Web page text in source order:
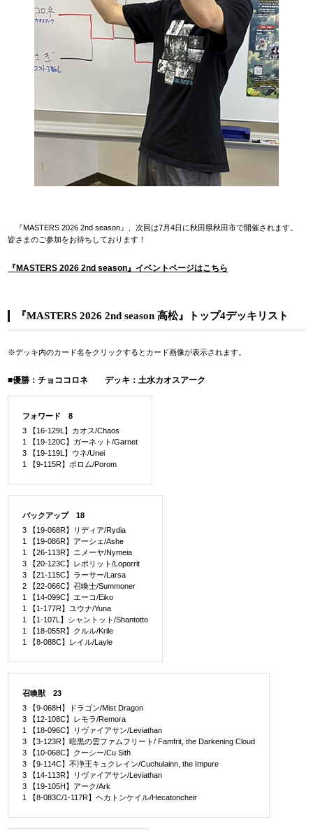
『MASTERS 2026 2nd season』、次回は7月4日に秋田県秋田市で開催されます。
皆さまのご参加をお待ちしております！
『MASTERS 2026 2nd season』イベントページはこちら
『MASTERS 2026 2nd season 高松』トップ4デッキリスト
※デッキ内のカード名をクリックするとカード画像が表示されます。
■優勝：チョココロネ デッキ：土水カオスアーク
フォワード 8
3 【16-129L】カオス/Chaos
1 【19-120C】ガーネット/Garnet
3 【19-119L】ウネ/Unei
1 【9-115R】ポロム/Porom
バックアップ 18
3 【19-068R】リディア/Rydia
1 【19-086R】アーシェ/Ashe
1 【26-113R】ニメーヤ/Nymeia
3 【20-123C】レポリット/Loporrit
3 【21-115C】ラーサー/Larsa
2 【22-066C】召喚士/Summoner
1 【14-099C】エーコ/Eiko
1 【1-177R】ユウナ/Yuna
1 【1-107L】シャントット/Shantotto
1 【18-055R】クルル/Krile
1 【8-088C】レイル/Layle
召喚獣 23
3 【9-068H】ドラゴン/Mist Dragon
3 【12-108C】レモラ/Remora
1 【18-096C】リヴァイアサン/Leviathan
3 【3-123R】暗黒の雲ファムフリート/ Famfrit, the Darkening Cloud
3 【10-068C】クーシー/Cu Sith
3 【9-114C】不浄王キュクレイン/Cuchulainn, the Impure
3 【14-113R】リヴァイアサン/Leviathan
3 【19-105H】アーク/Ark
1 【8-083C/1-117R】ヘカトンケイル/Hecatoncheir